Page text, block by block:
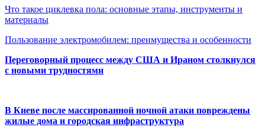
Что такое циклевка пола: основные этапы, инструменты и
материалы
Пользование электромобилем: преимущества и особенности
Переговорный процесс между США и Ираном столкнулся
с новыми трудностями
В Киеве после массированной ночной атаки повреждены
жилые дома и городская инфраструктура